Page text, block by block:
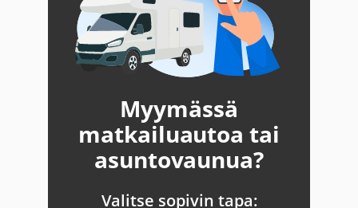
Myymässä
matkailuautoa tai
asuntovaunua?
Valitse sopivin tapa: